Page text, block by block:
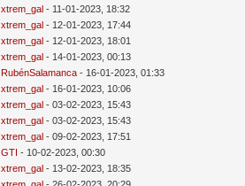
xtrem_gal - 11-01-2023, 18:32
xtrem_gal - 12-01-2023, 17:44
xtrem_gal - 12-01-2023, 18:01
xtrem_gal - 14-01-2023, 00:13
RubénSalamanca - 16-01-2023, 01:33
xtrem_gal - 16-01-2023, 10:06
xtrem_gal - 03-02-2023, 15:43
xtrem_gal - 03-02-2023, 15:43
xtrem_gal - 09-02-2023, 17:51
GTI - 10-02-2023, 00:30
xtrem_gal - 13-02-2023, 18:35